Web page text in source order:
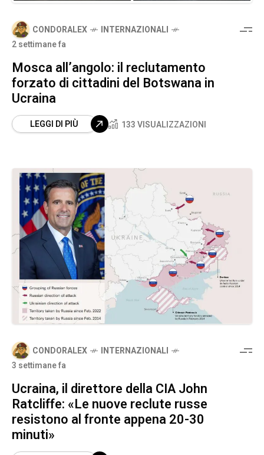
CONDORALEX
INTERNAZIONALI
2 settimane fa
Mosca all’angolo: il reclutamento
forzato di cittadini del Botswana in
Ucraina
LEGGI DI PIÙ 133 VISUALIZZAZIONI
CONDORALEX
INTERNAZIONALI
3 settimane fa
Ucraina, il direttore della CIA John
Ratcliffe: «Le nuove reclute russe
resistono al fronte appena 20-30
minuti»